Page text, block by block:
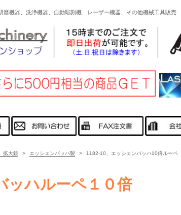
機器、洗浄機器、自動彫刻機、レーザー機器、その他機械工具販
拡大鏡 > エッシェンバッハ製 > 1182-10、エッシェンバッハ10倍ルーペ
ッハルーペ１０倍